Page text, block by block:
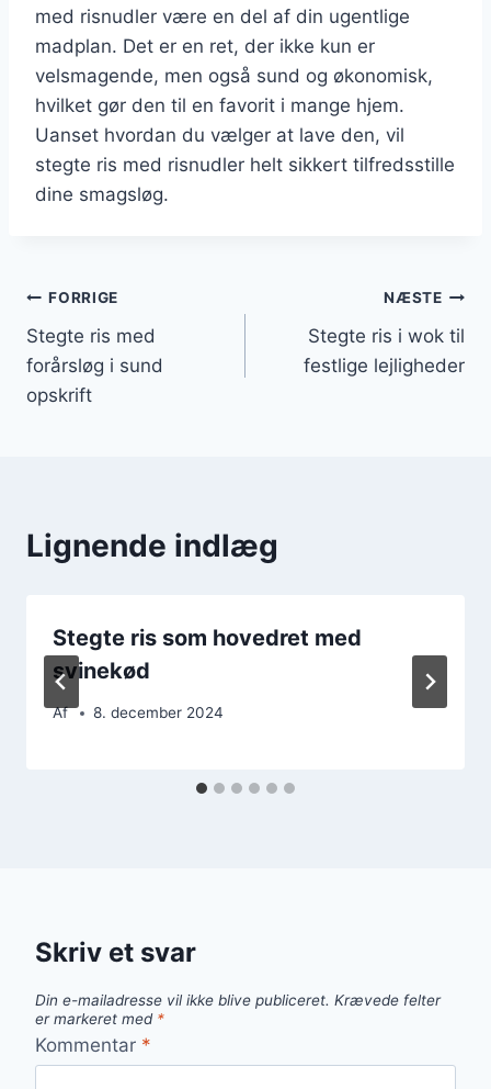
med risnudler være en del af din ugentlige
madplan. Det er en ret, der ikke kun er
velsmagende, men også sund og økonomisk,
hvilket gør den til en favorit i mange hjem.
Uanset hvordan du vælger at lave den, vil
stegte ris med risnudler helt sikkert tilfredsstille
dine smagsløg.
Indlægsnavigation
FORRIGE
Stegte ris med
forårsløg i sund
opskrift
NÆSTE
Stegte ris i wok til
festlige lejligheder
Lignende indlæg
Stegte ris som hovedret med
svinekød
Af 8. december 2024
Skriv et svar
Din e-mailadresse vil ikke blive publiceret. Krævede felter
er markeret med *
Kommentar *